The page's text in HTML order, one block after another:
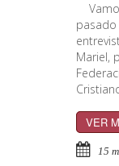
pasado
Mariel,
VER
15